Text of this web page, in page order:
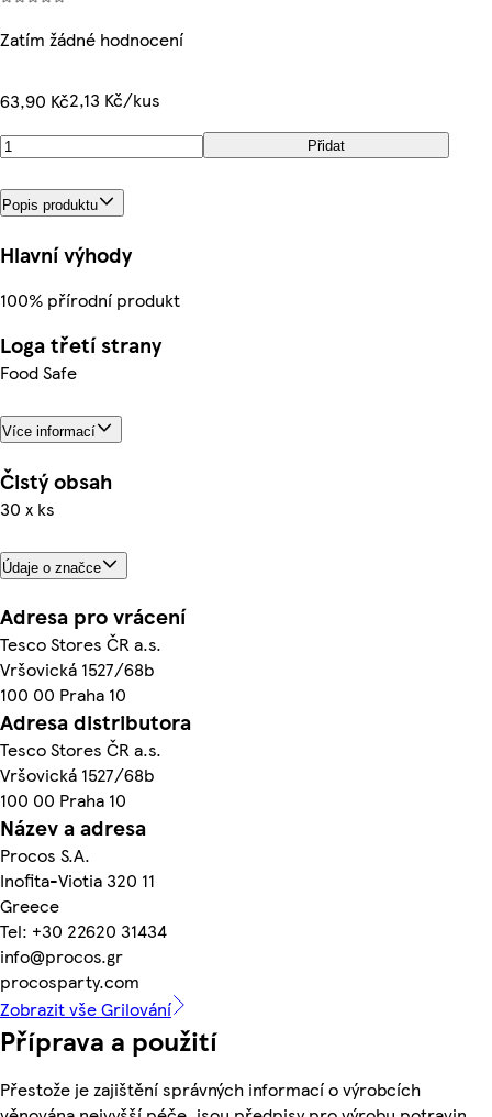
Zatím žádné hodnocení
63,90 Kč2,13 Kč/kus
Přidat
Popis produktu
Hlavní výhody
100% přírodní produkt
Loga třetí strany
Food Safe
Více informací
Čistý obsah
30 x ks
Údaje o značce
Adresa pro vrácení
Tesco Stores ČR a.s.
Vršovická 1527/68b
100 00 Praha 10
Adresa distributora
Tesco Stores ČR a.s.
Vršovická 1527/68b
100 00 Praha 10
Název a adresa
Procos S.A.
Inofita-Viotia 320 11
Greece
Tel: +30 22620 31434
info@procos.gr
procosparty.com
Zobrazit vše Grilování
Příprava a použití
Přestože je zajištění správných informací o výrobcích